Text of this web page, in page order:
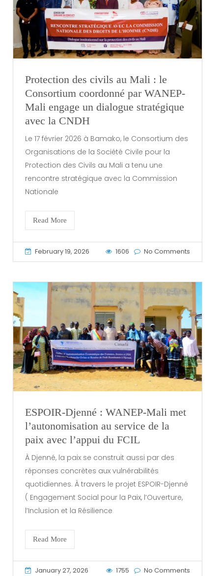
Protection des civils au Mali : le
Consortium coordonné par WANEP-
Mali engage un dialogue stratégique
avec la CNDH
Le 17 février 2026 à Bamako, le Consortium des
Organisations de la Société Civile pour la
Protection des Civils au Mali a tenu une
rencontre stratégique avec la Commission
Nationale
Read More
February 19, 2026 1606 No Comments
ESPOIR-Djenné : WANEP-Mali met
l’autonomisation au service de la
paix avec l’appui du FCIL
À Djenné, la paix se construit aussi par des
réponses concrètes aux vulnérabilités
quotidiennes. À travers le projet ESPOIR-Djenné
( Engagement Social pour la Paix, l’Ouverture,
l’Inclusion et la Résilience
Read More
January 27, 2026 1755 No Comments